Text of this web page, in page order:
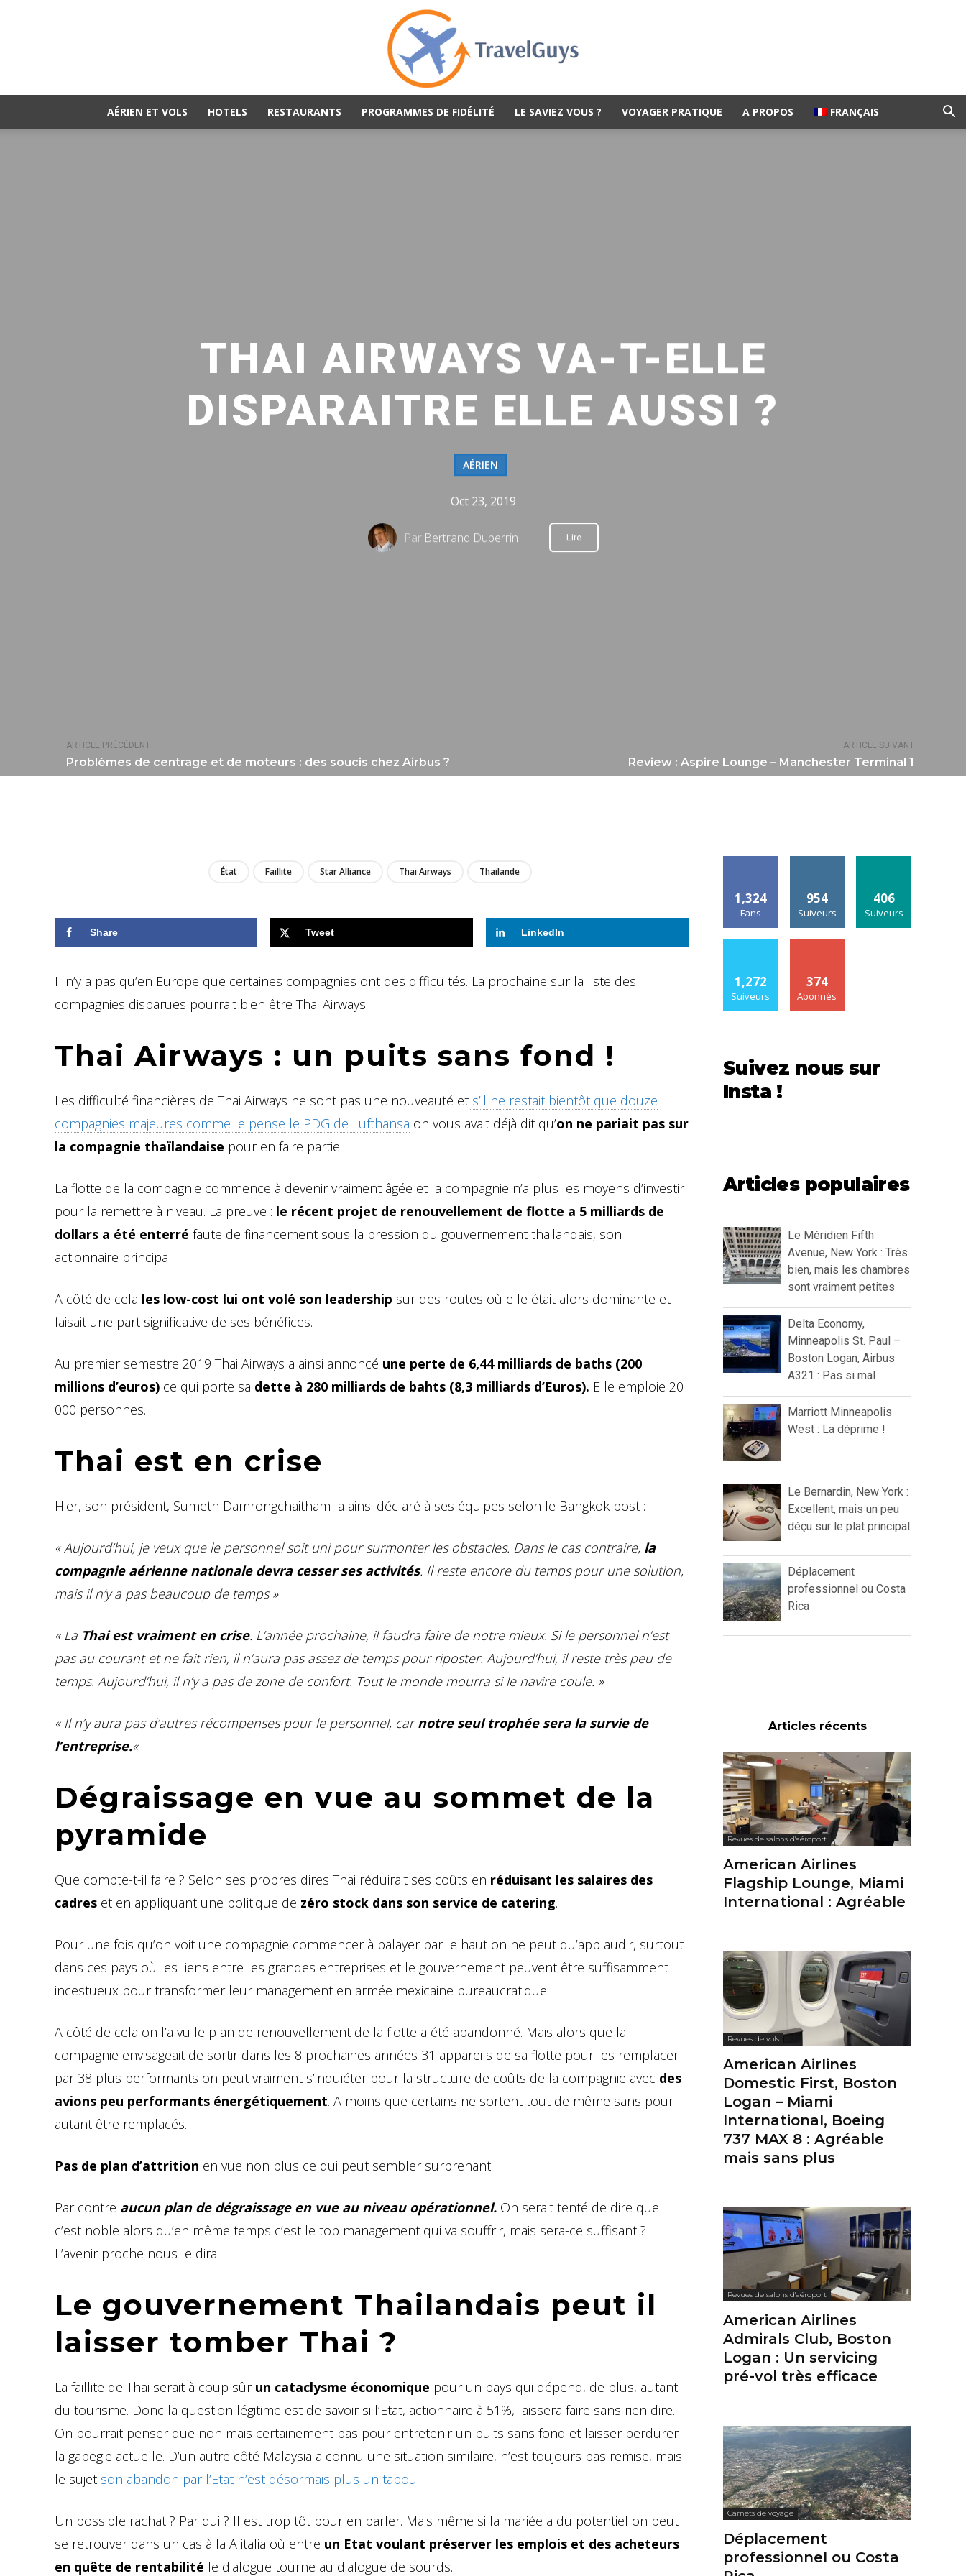
AÉRIEN ET VOLS HOTELS RESTAURANTS PROGRAMMES DE FIDÉLITÉ LE SAVIEZ VOUS ? VOYAGER PRATIQUE A PROPOS FRANÇAIS
ARTICLE PRÉCÉDENT
Problèmes de centrage et de moteurs : des soucis chez Airbus ?
ARTICLE SUIVANT
Review : Aspire Lounge – Manchester Terminal 1
THAI AIRWAYS VA-T-ELLE
DISPARAITRE ELLE AUSSI ?
AÉRIEN
Oct 23, 2019
Par Bertrand Duperrin Lire
État Faillite Star Alliance Thai Airways Thailande
Share Tweet LinkedIn
Il n’y a pas qu’en Europe que certaines compagnies ont des difficultés. La prochaine sur la liste des
compagnies disparues pourrait bien être Thai Airways.
Thai Airways : un puits sans fond !
Les difficulté financières de Thai Airways ne sont pas une nouveauté et s’il ne restait bientôt que douze
compagnies majeures comme le pense le PDG de Lufthansa on vous avait déjà dit qu’on ne pariait pas sur
la compagnie thaïlandaise pour en faire partie.
La flotte de la compagnie commence à devenir vraiment âgée et la compagnie n’a plus les moyens d’investir
pour la remettre à niveau. La preuve : le récent projet de renouvellement de flotte a 5 milliards de
dollars a été enterré faute de financement sous la pression du gouvernement thailandais, son
actionnaire principal.
A côté de cela les low-cost lui ont volé son leadership sur des routes où elle était alors dominante et
faisait une part significative de ses bénéfices.
Au premier semestre 2019 Thai Airways a ainsi annoncé une perte de 6,44 milliards de baths (200
millions d’euros) ce qui porte sa dette à 280 milliards de bahts (8,3 milliards d’Euros). Elle emploie 20
000 personnes.
Thai est en crise
Hier, son président, Sumeth Damrongchaitham a ainsi déclaré à ses équipes selon le Bangkok post :
« Aujourd’hui, je veux que le personnel soit uni pour surmonter les obstacles. Dans le cas contraire, la
compagnie aérienne nationale devra cesser ses activités. Il reste encore du temps pour une solution,
mais il n’y a pas beaucoup de temps »
« La Thai est vraiment en crise. L’année prochaine, il faudra faire de notre mieux. Si le personnel n’est
pas au courant et ne fait rien, il n’aura pas assez de temps pour riposter. Aujourd’hui, il reste très peu de
temps. Aujourd’hui, il n’y a pas de zone de confort. Tout le monde mourra si le navire coule. »
« Il n’y aura pas d’autres récompenses pour le personnel, carnotre seul trophée sera la survie de
l’entreprise.«
Dégraissage en vue au sommet de la
pyramide
Que compte-t-il faire ? Selon ses propres dires Thai réduirait ses coûts en réduisant les salaires des
cadres et en appliquant une politique de zéro stock dans son service de catering.
Pour une fois qu’on voit une compagnie commencer à balayer par le haut on ne peut qu’applaudir, surtout
dans ces pays où les liens entre les grandes entreprises et le gouvernement peuvent être suffisamment
incestueux pour transformer leur management en armée mexicaine bureaucratique.
A côté de cela on l’a vu le plan de renouvellement de la flotte a été abandonné. Mais alors que la
compagnie envisageait de sortir dans les 8 prochaines années 31 appareils de sa flotte pour les remplacer
par 38 plus performants on peut vraiment s’inquiéter pour la structure de coûts de la compagnie avec des
avions peu performants énergétiquement. A moins que certains ne sortent tout de même sans pour
autant être remplacés.
Pas de plan d’attrition en vue non plus ce qui peut sembler surprenant.
Par contre aucun plan de dégraissage en vue au niveau opérationnel. On serait tenté de dire que
c’est noble alors qu’en même temps c’est le top management qui va souffrir, mais sera-ce suffisant ?
L’avenir proche nous le dira.
Le gouvernement Thailandais peut il
laisser tomber Thai ?
La faillite de Thai serait à coup sûr un cataclysme économique pour un pays qui dépend, de plus, autant
du tourisme. Donc la question légitime est de savoir si l’Etat, actionnaire à 51%, laissera faire sans rien dire.
On pourrait penser que non mais certainement pas pour entretenir un puits sans fond et laisser perdurer
la gabegie actuelle. D’un autre côté Malaysia a connu une situation similaire, n’est toujours pas remise, mais
le sujet son abandon par l’Etat n’est désormais plus un tabou.
Un possible rachat ? Par qui ? Il est trop tôt pour en parler. Mais même si la mariée a du potentiel on peut
se retrouver dans un cas à la Alitalia où entre un Etat voulant préserver les emplois et des acheteurs
en quête de rentabilité le dialogue tourne au dialogue de sourds.
1,324
Fans
954
Suiveurs
406
Suiveurs
1,272
Suiveurs
374
Abonnés
Suivez nous sur
Insta !
Articles populaires
Le Méridien Fifth
Avenue, New York : Très
bien, mais les chambres
sont vraiment petites
Delta Economy,
Minneapolis St. Paul –
Boston Logan, Airbus
A321 : Pas si mal
Marriott Minneapolis
West : La déprime !
Le Bernardin, New York :
Excellent, mais un peu
déçu sur le plat principal
Déplacement
professionnel ou Costa
Rica
Articles récents
Revues de salons d'aéroport
American Airlines
Flagship Lounge, Miami
International : Agréable
Revues de vols
American Airlines
Domestic First, Boston
Logan – Miami
International, Boeing
737 MAX 8 : Agréable
mais sans plus
Revues de salons d'aéroport
American Airlines
Admirals Club, Boston
Logan : Un servicing
pré-vol très efficace
Carnets de voyage
Déplacement
professionnel ou Costa